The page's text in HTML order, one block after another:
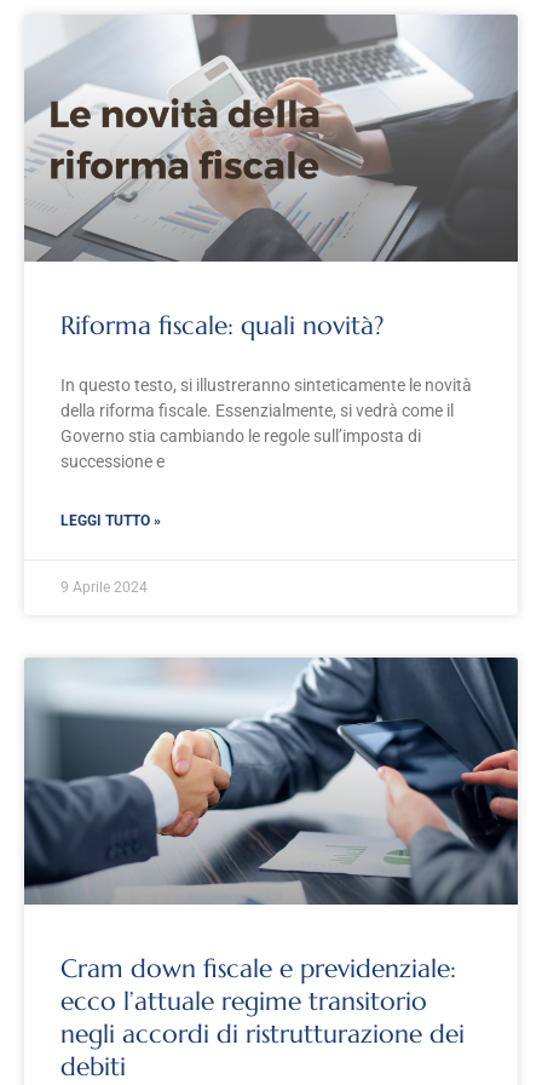
Riforma fiscale: quali novità?
In questo testo, si illustreranno sinteticamente le novità
della riforma fiscale. Essenzialmente, si vedrà come il
Governo stia cambiando le regole sull’imposta di
successione e
LEGGI TUTTO »
9 Aprile 2024
Cram down fiscale e previdenziale:
ecco l’attuale regime transitorio
negli accordi di ristrutturazione dei
debiti